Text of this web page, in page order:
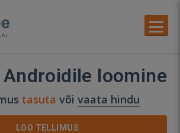
loomine
tasuta või vaata hindu
LOO TELLIMUS